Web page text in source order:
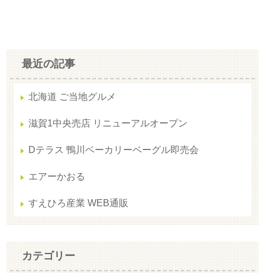
最近の記事
北海道 ご当地グルメ
滋賀1中央売店 リニューアルオープン
Dテラス 鴨川ベーカリーベーグル即売会
エアーかおる
すえひろ産業 WEB通販
カテゴリー